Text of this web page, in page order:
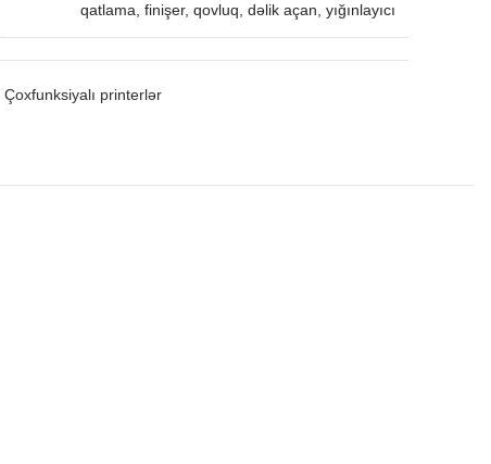
qatlama, finişer, qovluq, dəlik açan, yığınlayıcı
Çoxfunksiyalı printerlər